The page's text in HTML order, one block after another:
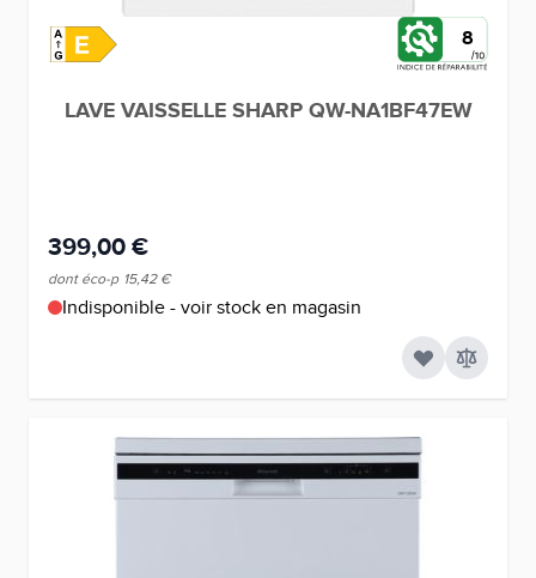
8
LAVE VAISSELLE SHARP QW-NA1BF47EW
399,00 €
dont éco-p 15,42 €
Indisponible - voir stock en magasin